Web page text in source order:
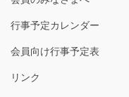
行事予定カレンダー
会員向け行事予定表
リンク